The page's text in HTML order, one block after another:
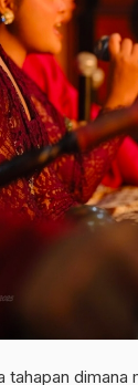
tahapan dimana